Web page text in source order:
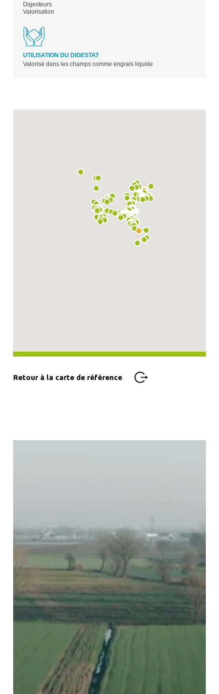
Digesteurs
Valorisation
UTILISATION DU DIGESTAT
Valorisé dans les champs comme engrais liquide
Retour à la carte de référence